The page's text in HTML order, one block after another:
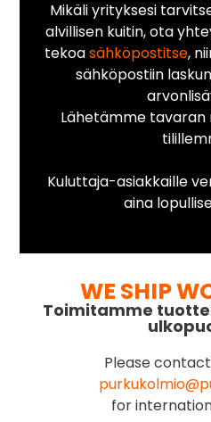
Mikäli yrityksesi
alvillisen kuitin, ota
tekoasähköpostitse,
sähköpostiin
Lähetämme tavaran
Kuluttaja-asiakkaille
aina
WE SHIP
Toimitamme
Please
for